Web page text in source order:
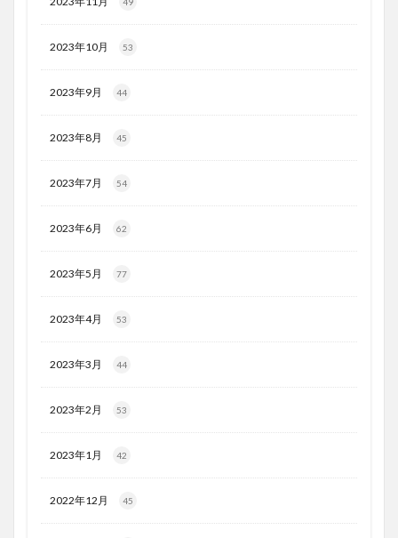
2023年10月 53
2023年9月 44
2023年8月 45
2023年7月 54
2023年6月 62
2023年5月 77
2023年4月 53
2023年3月 44
2023年2月 53
2023年1月 42
2022年12月 45